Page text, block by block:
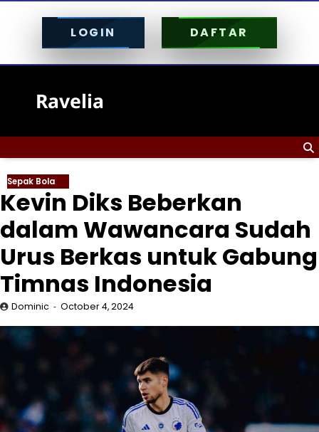
LOGIN DAFTAR
contentRavelia
Sepak Bola
Kevin Diks Beberkan
dalam Wawancara Sudah
Urus Berkas untuk Gabung
Timnas Indonesia
Dominic October 4, 2024